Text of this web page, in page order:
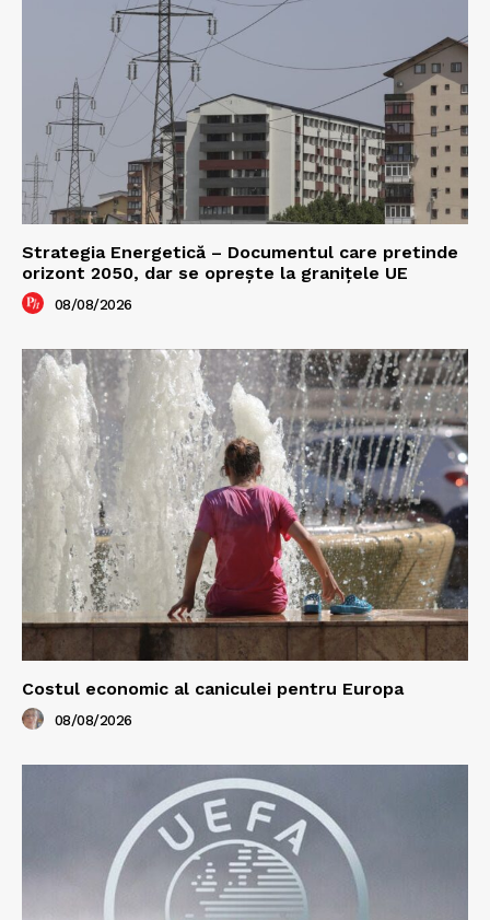
Strategia Energetică – Documentul care pretinde
orizont 2050, dar se oprește la granițele UE
08/08/2026
Costul economic al caniculei pentru Europa
08/08/2026